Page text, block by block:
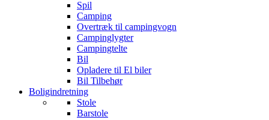
Spil
Camping
Overtræk til campingvogn
Campinglygter
Campingtelte
Bil
Opladere til El biler
Bil Tilbehør
Boligindretning
Stole
Barstole